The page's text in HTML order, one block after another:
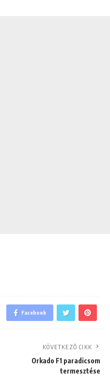
Facebook
KÖVETKEZŐ CIKK
Orkado F1 paradicsom
termesztése